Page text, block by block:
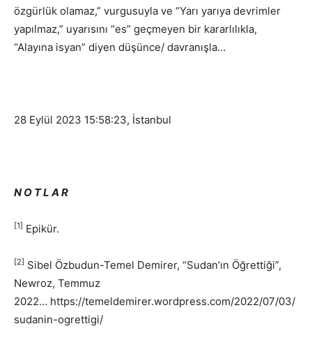
özgürlük olamaz,” vurgusuyla ve “Yarı yarıya devrimler
yapılmaz,” uyarısını “es” geçmeyen bir kararlılıkla,
“Alayına isyan” diyen düşünce/ davranışla…
28 Eylül 2023 15:58:23, İstanbul
N O T L A R
[1] Epikür.
[2] Sibel Özbudun-Temel Demirer, “Sudan’ın Öğrettiği”,
Newroz, Temmuz
2022… https://temeldemirer.wordpress.com/2022/07/03/
sudanin-ogrettigi/